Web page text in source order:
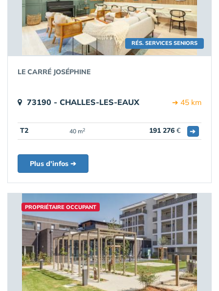
RÉS. SERVICES SENIORS
LE CARRÉ JOSÉPHINE
73190 - CHALLES-LES-EAUX ➔ 45 km
T2 40 m2 191 276 € ➔
Plus d'infos ➔
PROPRIÉTAIRE OCCUPANT